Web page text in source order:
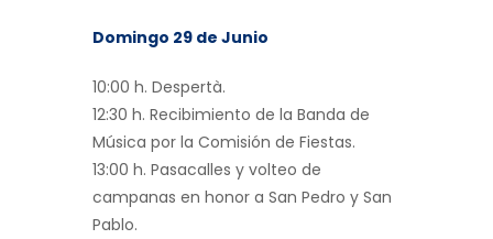
Domingo 29 de Junio
10:00 h. Despertà.
12:30 h. Recibimiento de la Banda de
Música por la Comisión de Fiestas.
13:00 h. Pasacalles y volteo de
campanas en honor a San Pedro y San
Pablo.